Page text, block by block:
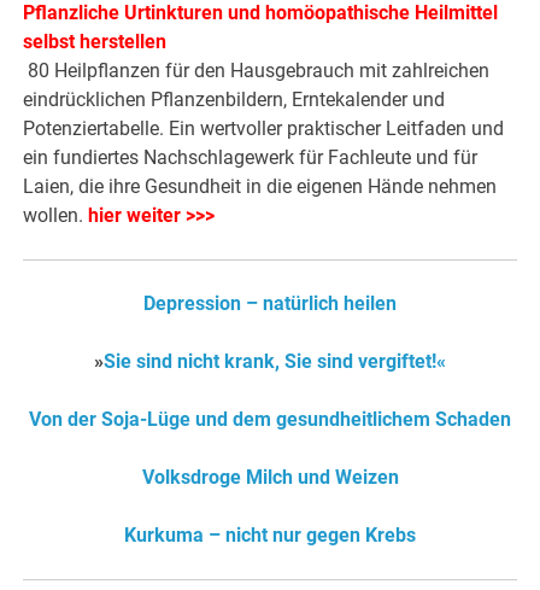
Pflanzliche Urtinkturen und homöopathische Heilmittel
selbst herstellen
80 Heilpflanzen für den Hausgebrauch mit zahlreichen
eindrücklichen Pflanzenbildern, Erntekalender und
Potenziertabelle. Ein wertvoller praktischer Leitfaden und
ein fundiertes Nachschlagewerk für Fachleute und für
Laien, die ihre Gesundheit in die eigenen Hände nehmen
wollen. hier weiter >>>
Depression – natürlich heilen
»Sie sind nicht krank, Sie sind vergiftet!«
Von der Soja-Lüge und dem gesundheitlichem Schaden
Volksdroge Milch und Weizen
Kurkuma – nicht nur gegen Krebs